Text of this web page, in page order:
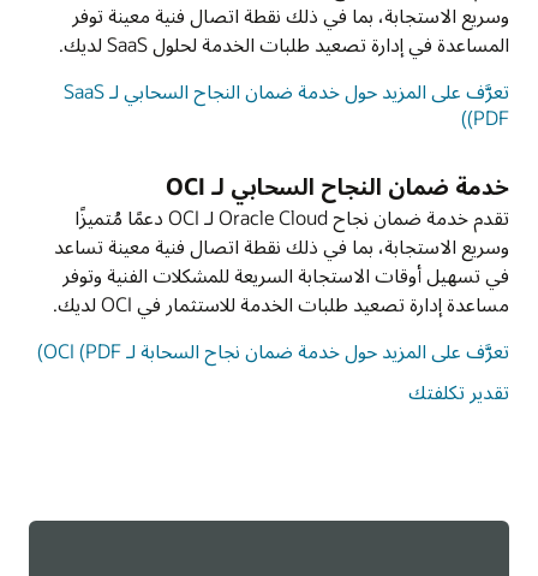
وسريع الاستجابة، بما في ذلك نقطة اتصال فنية معينة توفر
المساعدة في إدارة تصعيد طلبات الخدمة لحلول SaaS لديك.
تعرَّف على المزيد حول خدمة ضمان النجاح السحابي لـ SaaS
(PDF)
خدمة ضمان النجاح السحابي لـ OCI
تقدم خدمة ضمان نجاح Oracle Cloud لـ OCI دعمًا مُتميزًا
وسريع الاستجابة، بما في ذلك نقطة اتصال فنية معينة تساعد
في تسهيل أوقات الاستجابة السريعة للمشكلات الفنية وتوفر
مساعدة إدارة تصعيد طلبات الخدمة للاستثمار في OCI لديك.
تعرَّف على المزيد حول خدمة ضمان نجاح السحابة لـ OCI (PDF)
تقدير تكلفتك